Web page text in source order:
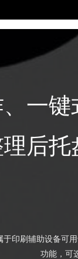
一
后托
印刷辅助设备可
功能，可